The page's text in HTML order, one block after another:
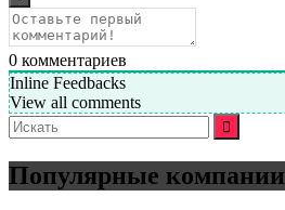
0 комментариев
Inline Feedbacks
View all comments
Искать:
Популярные компании